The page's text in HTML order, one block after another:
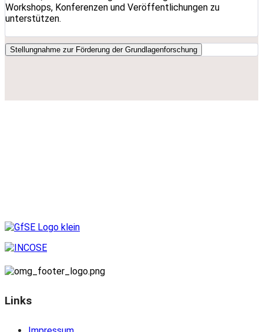
Workshops, Konferenzen und Veröffentlichungen zu
unterstützen.
Stellungnahme zur Förderung der Grundlagenforschung
Links